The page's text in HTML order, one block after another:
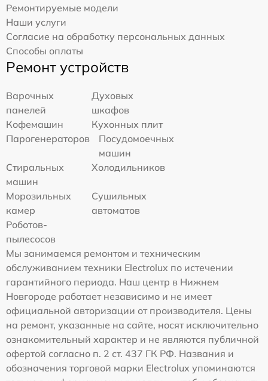
Ремонтируемые модели
Наши услуги
Согласие на обработку персональных данных
Способы оплаты
Ремонт устройств
Варочных
панелей
Духовых
шкафов
Кофемашин
Кухонных плит
Парогенераторов
Посудомоечных
машин
Стиральных
машин
Холодильников
Морозильных
камер
Сушильных
автоматов
Роботов-
пылесосов
Мы занимаемся ремонтом и техническим
обслуживанием техники Electrolux по истечении
гарантийного периода. Наш центр в Нижнем
Новгороде работает независимо и не имеет
официальной авторизации от производителя. Цены
на ремонт, указанные на сайте, носят исключительно
ознакомительный характер и не являются публичной
офертой согласно п. 2 ст. 437 ГК РФ. Названия и
обозначения торговой марки Electrolux упоминаются